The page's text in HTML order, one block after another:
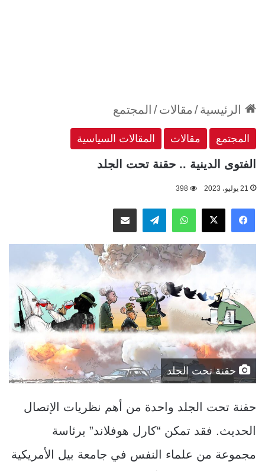
الرئيسية/ مقالات/ المجتمع
المجتمع مقالات المقالات السياسية
الفتوى الدينية .. حقنة تحت الجلد
21 يوليو، 2023 398
فيسبوك
‫X واتسابتيلقراممشاركة عبر البريد
حقنة تحت الجلد
حقنة تحت الجلد واحدة من أهم نظريات الإتصال
الحديث. فقد تمكن “كارل هوفلاند” برئاسة
مجموعة من علماء النفس في جامعة بيل الأمريكية